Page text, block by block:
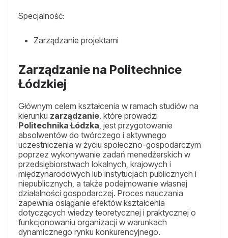
Specjalność:
Zarządzanie projektami
Zarządzanie na Politechnice
Łódzkiej
Głównym celem kształcenia w ramach studiów na
kierunku zarządzanie, które prowadzi
Politechnika Łódzka, jest przygotowanie
absolwentów do twórczego i aktywnego
uczestniczenia w życiu społeczno-gospodarczym
poprzez wykonywanie zadań menedżerskich w
przedsiębiorstwach lokalnych, krajowych i
międzynarodowych lub instytucjach publicznych i
niepublicznych, a także podejmowanie własnej
działalności gospodarczej. Proces nauczania
zapewnia osiąganie efektów kształcenia
dotyczących wiedzy teoretycznej i praktycznej o
funkcjonowaniu organizacji w warunkach
dynamicznego rynku konkurencyjnego.